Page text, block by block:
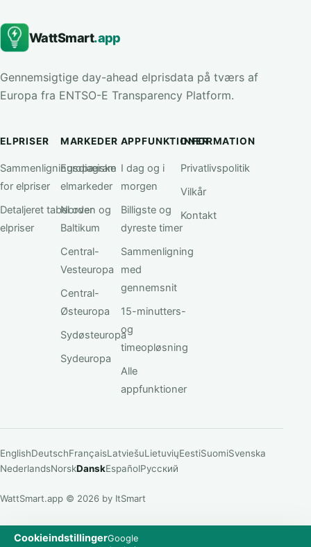
CookieindstillingerGoogle
WattSmart.app
Gennemsigtige day-ahead elprisdata på tværs af
Europa fra ENTSO-E Transparency Platform.
ELPRISER
Sammenligningsdiagram
for elpriser
Detaljeret tabel over
elpriser
MARKEDER
Europæiske
elmarkeder
Norden og
Baltikum
Central-
Vesteuropa
Central-
Østeuropa
Sydøsteuropa
Sydeuropa
APPFUNKTIONER
I dag og i
morgen
Billigste og
dyreste timer
Sammenligning
med
gennemsnit
15-minutters-
og
timeopløsning
Alle
appfunktioner
INFORMATION
Privatlivspolitik
Vilkår
Kontakt
EnglishDeutschFrançaisLatviešuLietuviųEestiSuomiSvenska
NederlandsNorskDanskEspañolРусский
WattSmart.app © 2026 by ItSmart